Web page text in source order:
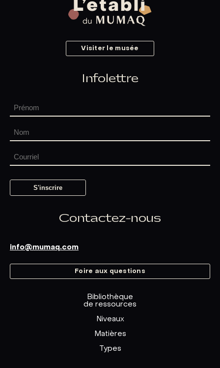
Visiter le musée
Infolettre
Contactez-nous
info@mumaq.com
Foire aux questions
Bibliothèque
de ressources
Niveaux
Matières
Types